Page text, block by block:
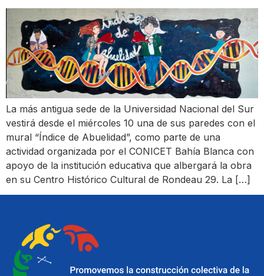
La más antigua sede de la Universidad Nacional del Sur
vestirá desde el miércoles 10 una de sus paredes con el
mural “Índice de Abuelidad”, como parte de una
actividad organizada por el CONICET Bahía Blanca con
apoyo de la institución educativa que albergará la obra
en su Centro Histórico Cultural de Rondeau 29. La […]